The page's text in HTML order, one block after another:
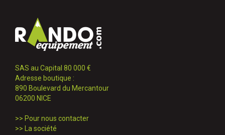
SAS au Capital 80 000 €
Adresse boutique :
890 Boulevard du Mercantour
06200 NICE
>> Pour nous contacter
>>
La société